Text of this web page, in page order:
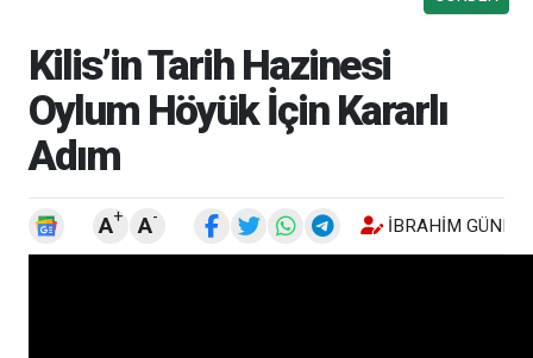
Kilis’in Tarih Hazinesi
Oylum Höyük İçin Kararlı
Adım
A+ A- İBRAHIM GÜNEŞ